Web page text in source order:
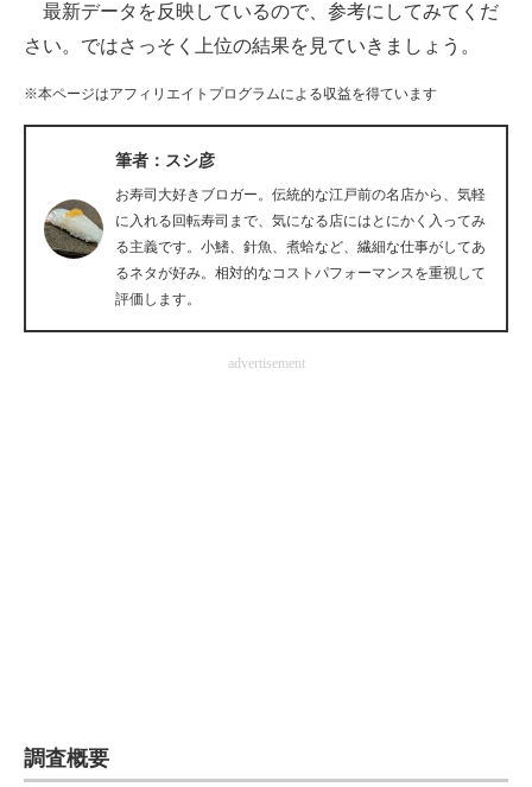
スマホと通信の最新トレンド
進化するPCとデバイスの未来
ビジネスと働き方のヒント
AI活用のいまが分かる
企業ITのトレンドを詳説
電子設計の基本と応用
最新データを反映しているので、参考にしてみてくだ
さい。ではさっそく上位の結果を見ていきましょう。
※本ページはアフィリエイトプログラムによる収益を得ています
筆者：スシ彦
お寿司大好きブロガー。伝統的な江戸前の名店から、気軽
に入れる回転寿司まで、気になる店にはとにかく入ってみ
る主義です。小鰭、針魚、煮蛤など、繊細な仕事がしてあ
るネタが好み。相対的なコストパフォーマンスを重視して
評価します。
advertisement
調査概要